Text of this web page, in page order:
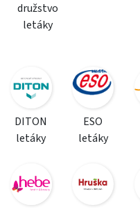
družstvo
letáky
DITON
letáky
ESO
letáky